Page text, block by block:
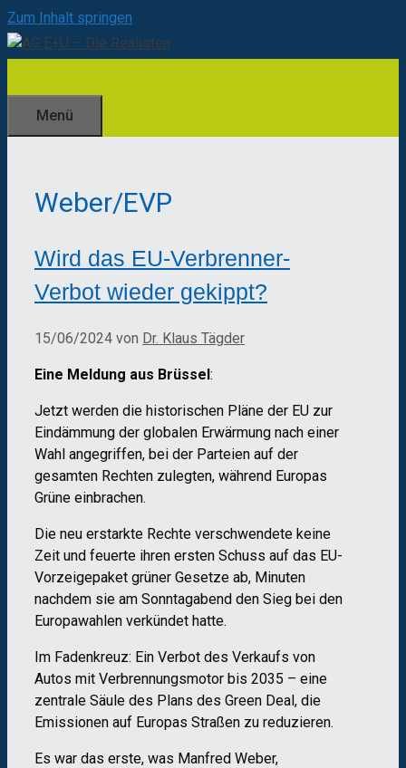
Zum Inhalt springen
Menü
Weber/EVP
Wird das EU-Verbrenner-
Verbot wieder gekippt?
15/06/2024 von Dr. Klaus Tägder
Eine Meldung aus Brüssel:
Jetzt werden die historischen Pläne der EU zur
Eindämmung der globalen Erwärmung nach einer
Wahl angegriffen, bei der Parteien auf der
gesamten Rechten zulegten, während Europas
Grüne einbrachen.
Die neu erstarkte Rechte verschwendete keine
Zeit und feuerte ihren ersten Schuss auf das EU-
Vorzeigepaket grüner Gesetze ab, Minuten
nachdem sie am Sonntagabend den Sieg bei den
Europawahlen verkündet hatte.
Im Fadenkreuz: Ein Verbot des Verkaufs von
Autos mit Verbrennungsmotor bis 2035 – eine
zentrale Säule des Plans des Green Deal, die
Emissionen auf Europas Straßen zu reduzieren.
Es war das erste, was Manfred Weber,